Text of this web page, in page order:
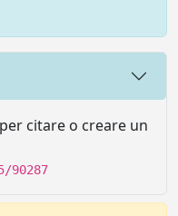
citare o creare un
90287